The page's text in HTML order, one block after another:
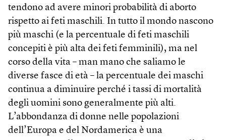
tendono ad avere minori probabilità di aborto
rispetto ai feti maschili. In tutto il mondo nascono
più maschi (e la percentuale di feti maschili
concepiti è più alta dei feti femminili), ma nel
corso della vita – man mano che saliamo le
diverse fasce di età – la percentuale dei maschi
continua a diminuire perché i tassi di mortalità
degli uomini sono generalmente più alti.
L’abbondanza di donne nelle popolazioni
dell’Europa e del Nordamerica è una